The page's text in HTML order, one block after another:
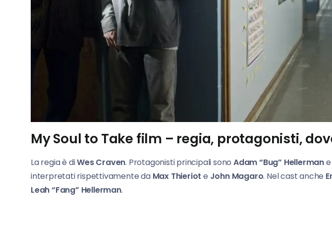
My Soul to Take film – regia, protagonisti,
La regia è diWes Craven. Protagonisti principali sono Adam “Bug” Hellermane
interpretati rispettivamente daMax Thieriote John Magaro. Nel cast anche
Leah “Fang” Hellerman.